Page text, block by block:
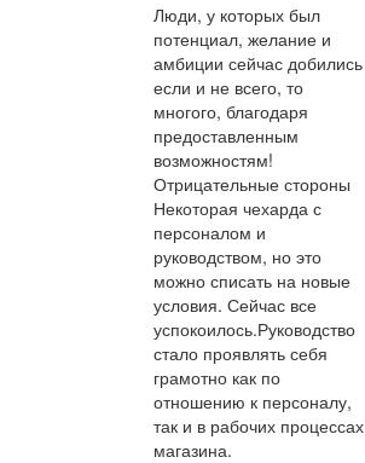
Люди, у которых был
потенциал, желание и
амбиции сейчас добились
если и не всего, то
многого, благодаря
предоставленным
возможностям!
Отрицательные стороны
Некоторая чехарда с
персоналом и
руководством, но это
можно списать на новые
условия. Сейчас все
успокоилось.Руководство
стало проявлять себя
грамотно как по
отношению к персоналу,
так и в рабочих процессах
магазина.